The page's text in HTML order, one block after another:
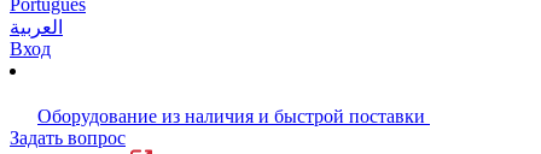
Português
العربية
Вход
Оборудование из наличия и быстрой поставки
Задать вопрос